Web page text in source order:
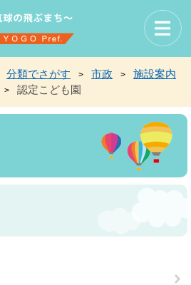
分類でさがす > 市政 >
施設案内
> 認定こども園